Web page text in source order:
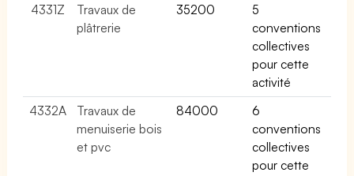
4331Z
Travaux de
plâtrerie
35200
5
conventions
collectives
pour cette
activité
4332A
Travaux de
menuiserie bois
et pvc
84000
6
conventions
collectives
pour cette